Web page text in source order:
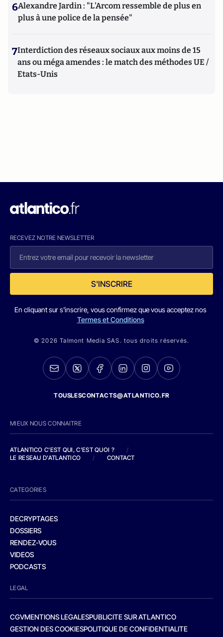
6Alexandre Jardin : "L'Arcom ressemble de plus en
plus à une police de la pensée"
7Interdiction des réseaux sociaux aux moins de 15
ans ou méga amendes : le match des méthodes UE /
Etats-Unis
RECEVEZ NOTRE NEWSLETTER
S'INSCRIRE
En cliquant sur s'inscrire, vous confirmez que vous acceptez nos
Termes et Conditions
© 2026 Talmont Media SAS. tous droits réservés.
TOUSLESCONTACTS@ATLANTICO.FR
MIEUX NOUS CONNAITRE
ATLANTICO C'EST QUI, C'EST QUOI ?
/
LE RESEAU D'ATLANTICO
/ CONTACT
CATEGORIES
DECRYPTAGES
DOSSIERS
RENDEZ-VOUS
VIDEOS
PODCASTS
LEGAL
CGVMENTIONS LEGALESPUBLICITE SUR ATLANTICO
GESTION DES COOKIESPOLITIQUE DE CONFIDENTIALITE